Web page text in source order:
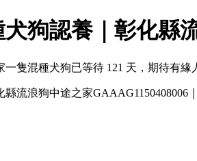
狗認養｜彰化縣
隻混種犬狗已等待 121 天，期待有